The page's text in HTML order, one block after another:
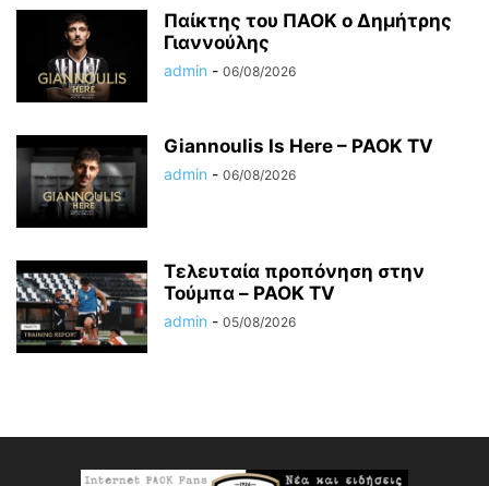
Παίκτης του ΠΑΟΚ ο Δημήτρης
Γιαννούλης
admin - 06/08/2026
Giannoulis Is Here – PAOK TV
admin - 06/08/2026
Τελευταία προπόνηση στην
Τούμπα – PAOK TV
admin - 05/08/2026